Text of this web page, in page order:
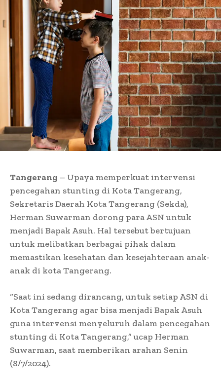
Tangerang – Upaya memperkuat intervensi
pencegahan stunting di Kota Tangerang,
Sekretaris Daerah Kota Tangerang (Sekda),
Herman Suwarman dorong para ASN untuk
menjadi Bapak Asuh. Hal tersebut bertujuan
untuk melibatkan berbagai pihak dalam
memastikan kesehatan dan kesejahteraan anak-
anak di kota Tangerang.
“Saat ini sedang dirancang, untuk setiap ASN di
Kota Tangerang agar bisa menjadi Bapak Asuh
guna intervensi menyeluruh dalam pencegahan
stunting di Kota Tangerang,” ucap Herman
Suwarman, saat memberikan arahan Senin
(8/7/2024).